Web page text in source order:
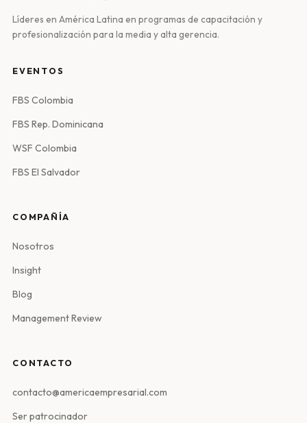
Líderes en América Latina en programas de capacitación y
profesionalización para la media y alta gerencia.
EVENTOS
FBS Colombia
FBS Rep. Dominicana
WSF Colombia
FBS El Salvador
COMPAÑÍA
Nosotros
Insight
Blog
Management Review
CONTACTO
contacto@americaempresarial.com
Ser patrocinador